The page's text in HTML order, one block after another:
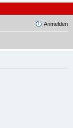
Anmelden